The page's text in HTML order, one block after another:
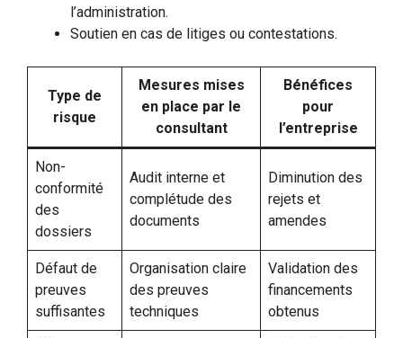
l’administration.
Soutien en cas de litiges ou contestations.
Type de
risque
Mesures mises
en place par le
consultant
Bénéfices
pour
l’entreprise
Non-
conformité
des
dossiers
Audit interne et
complétude des
documents
Diminution des
rejets et
amendes
Défaut de
preuves
suffisantes
Organisation claire
des preuves
techniques
Validation des
financements
obtenus